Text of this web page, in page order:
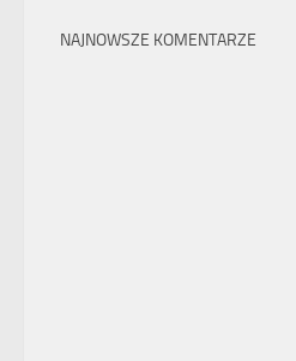
NAJNOWSZE KOMENTARZE